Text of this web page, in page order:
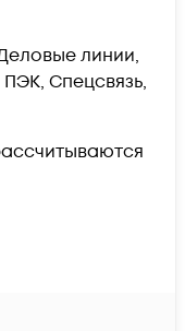
линии,
Спецсвязь,